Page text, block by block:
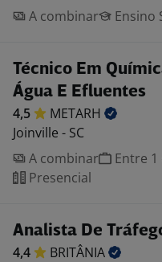
A combinar
Ensino
Técnico Em
Água E Efluentes
4,5
METARH
Joinville - SC
A combinar
Entre 1
Presencial
Analista De
4,4
BRITÂNIA